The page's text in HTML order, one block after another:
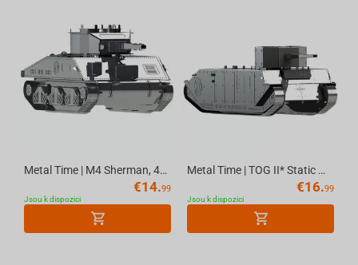
Metal Time | M4 Sherman, 44 parts | World of Tanks
€14.99
Jsou k dispozici
Metal Time | TOG II* Static model DIY kit of tank, 29 parts | World of Tanks
€16.99
Jsou k dispozici